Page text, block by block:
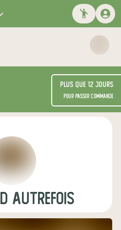
Plus que 12 jours
pour passer commande
autrefois